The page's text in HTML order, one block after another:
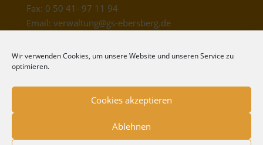
Wir verwenden Cookies, um unsere Website und unseren Service zu
optimieren.
Cookies akzeptieren
Ablehnen
Fax: 0 50 41- 97 11 94
Email: verwaltung@gs-ebersberg.de
Schulleitung: Yvonne Pape
Sekretärin: Heike Mönkeberg